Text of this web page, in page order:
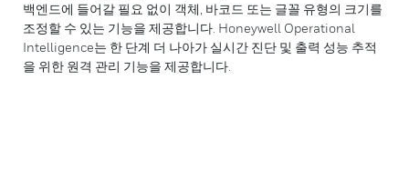
백엔드에 들어갈 필요 없이 객체, 바코드 또는 글꼴 유형의 크기를
조정할 수 있는 기능을 제공합니다. Honeywell Operational
Intelligence는 한 단계 더 나아가 실시간 진단 및 출력 성능 추적
을 위한 원격 관리 기능을 제공합니다.